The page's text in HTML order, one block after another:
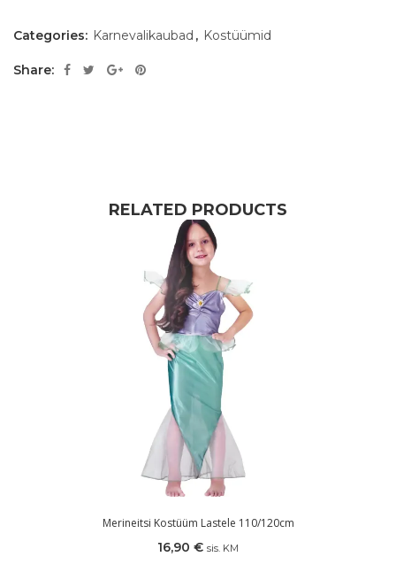
Categories: Karnevalikaubad , Kostüümid
Share:
RELATED PRODUCTS
Merineitsi Kostüüm Lastele 110/120cm
16,90 € sis. KM